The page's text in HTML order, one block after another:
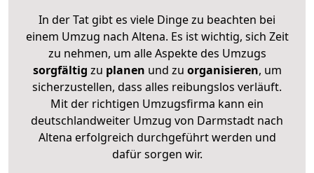
In der Tat gibt es viele Dinge zu beachten bei
einem Umzug nach Altena. Es ist wichtig, sich Zeit
zu nehmen, um alle Aspekte des Umzugs
sorgfältig zu planen und zu organisieren, um
sicherzustellen, dass alles reibungslos verläuft.
Mit der richtigen Umzugsfirma kann ein
deutschlandweiter Umzug von Darmstadt nach
Altena erfolgreich durchgeführt werden und
dafür sorgen wir.